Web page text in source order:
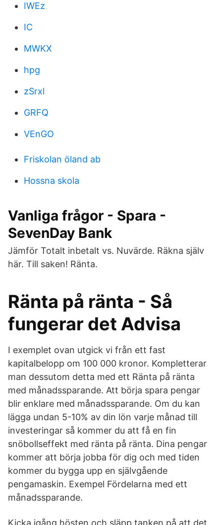
IWEz
IC
MWKX
hpg
zSrxl
GRFQ
VEnGO
Friskolan öland ab
Hossna skola
Vanliga frågor - Spara -
SevenDay Bank
Jämför Totalt inbetalt vs. Nuvärde. Räkna själv
här. Till saken! Ränta.
Ränta på ränta - Så
fungerar det Advisa
I exemplet ovan utgick vi från ett fast
kapitalbelopp om 100 000 kronor. Kompletterar
man dessutom detta med ett Ränta på ränta
med månadssparande. Att börja spara pengar
blir enklare med månadssparande. Om du kan
lägga undan 5-10% av din lön varje månad till
investeringar så kommer du att få en fin
snöbollseffekt med ränta på ränta. Dina pengar
kommer att börja jobba för dig och med tiden
kommer du bygga upp en självgående
pengamaskin. Exempel Fördelarna med ett
månadssparande.
Kicka igång hösten och släpp tanken på att det